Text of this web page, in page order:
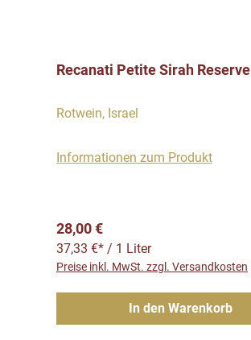
Recanati Petite Sirah Reserve
Rotwein, Israel
Informationen zum Produkt
Regulärer Preis:
28,00 €
37,33 €* / 1 Liter
Preise inkl. MwSt. zzgl. Versandkosten
In den Warenkorb